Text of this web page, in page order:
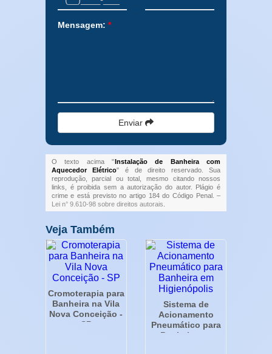
Mensagem: *
Enviar
O texto acima "Instalação de Banheira com
Aquecedor Elétrico" é de direito reservado. Sua
reprodução, parcial ou total, mesmo citando nossos
links, é proibida sem a autorização do autor. Plágio é
crime e está previsto no artigo 184 do Código Penal. –
Lei n° 9.610-98 sobre direitos autorais
Veja Também
Cromoterapia para
Banheira na Vila
Nova Conceição -
SP
Sistema de
Acionamento
Pneumático para
Banheira em